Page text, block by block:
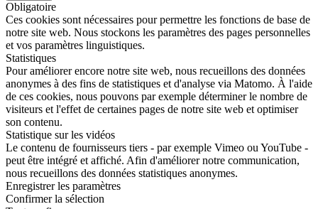
Obligatoire
Ces cookies sont nécessaires pour permettre les fonctions de base de
notre site web. Nous stockons les paramètres des pages personnelles
et vos paramètres linguistiques.
Statistiques
Pour améliorer encore notre site web, nous recueillons des données
anonymes à des fins de statistiques et d'analyse via Matomo. À l'aide
de ces cookies, nous pouvons par exemple déterminer le nombre de
visiteurs et l'effet de certaines pages de notre site web et optimiser
son contenu.
Statistique sur les vidéos
Le contenu de fournisseurs tiers - par exemple Vimeo ou YouTube -
peut être intégré et affiché. Afin d'améliorer notre communication,
nous recueillons des données statistiques anonymes.
Enregistrer les paramètres
Confirmer la sélection